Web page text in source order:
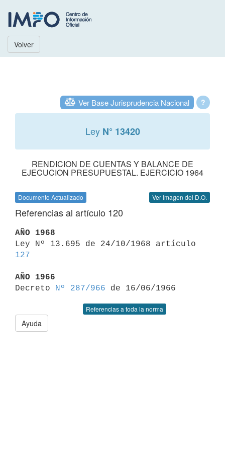
Volver
?
Ver Base Jurisprudencia Nacional
Ley N° 13420
RENDICION DE CUENTAS Y BALANCE DE
EJECUCION PRESUPUESTAL. EJERCICIO 1964
Documento Actualizado Ver Imagen del D.O.
Referencias al artículo 120
AÑO 1968
127
AÑO 1966
Decreto
Nº 287/966
Referencias a toda la norma
Ayuda